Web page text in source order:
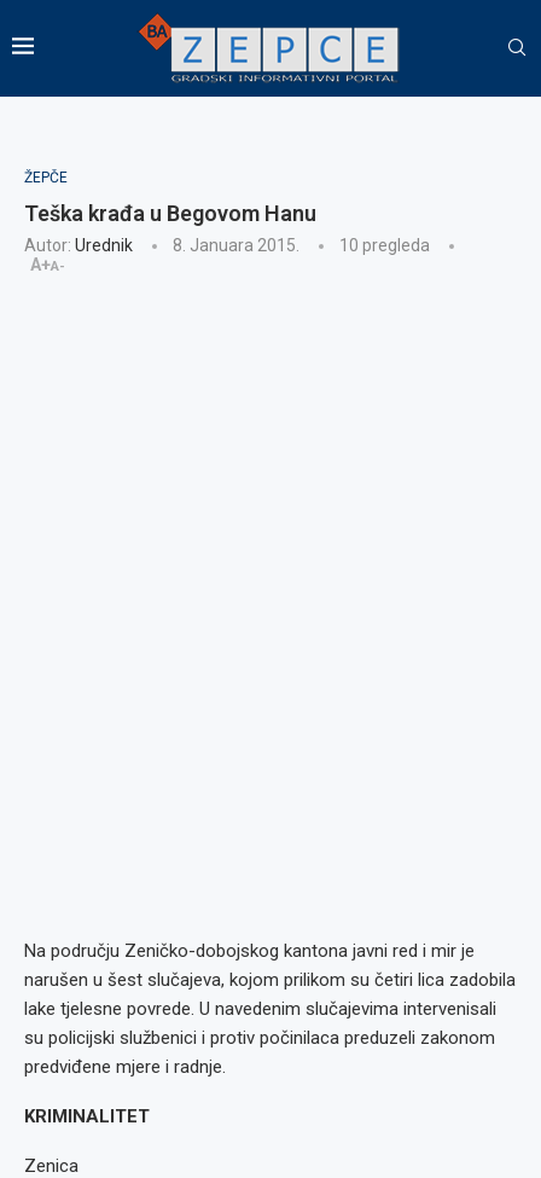
ŽEPČE
Teška krađa u Begovom Hanu
Autor: Urednik 8. Januara 2015. 10 pregleda
A+A-
Na području Zeničko-dobojskog kantona javni red i mir je
narušen u šest slučajeva, kojom prilikom su četiri lica zadobila
lake tjelesne povrede. U navedenim slučajevima intervenisali
su policijski službenici i protiv počinilaca preduzeli zakonom
predviđene mjere i radnje.
KRIMINALITET
Zenica